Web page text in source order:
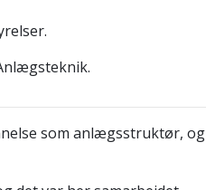
som anlægsstruktør, og